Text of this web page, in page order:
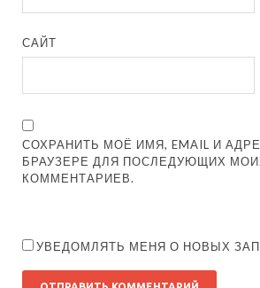
САЙТ
СОХРАНИТЬ МОЁ ИМЯ, EMAIL И
БРАУЗЕРЕ ДЛЯ ПОСЛЕДУЮЩИХ
КОММЕНТАРИЕВ.
УВЕДОМЛЯТЬ МЕНЯ О НОВЫХ